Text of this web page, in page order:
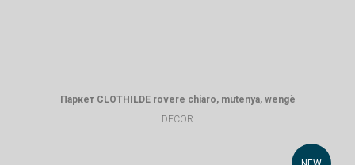
Паркет CLOTHILDE rovere chiaro, mutenya, wengè
DECOR